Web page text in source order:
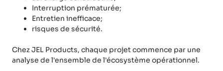
Interruption prématurée;
Entretien inefficace;
risques de sécurité.
Chez JEL Products, chaque projet commence par une
analyse de l'ensemble de l'écosystème opérationnel.